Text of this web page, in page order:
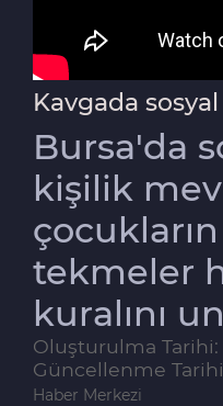
Kavgada
Bursa'da
kişilik
tekmeler
kuralını
Oluşturulma Tarihi:
Güncellenme Tarihi:
Haber Merkezi